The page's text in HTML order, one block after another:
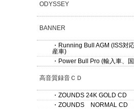
ODYSSEY
BANNER
・Running Bull AGM (ISS対
産車)
・Power Bull Pro (輸入車、
高音質録音ＣＤ
・ZOUNDS 24K GOLD CD
・ZOUNDS NORMAL CD